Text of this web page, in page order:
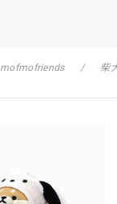
mofmofriends 柴